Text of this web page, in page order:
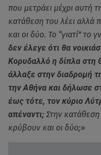
που μετράει μέχρι αυτή
κατάθεση του λέει αλλά
και οι δύο. Το “γιατί”
δεν έλεγε ότι θα
Κορυδαλλό η δίπλα στη
άλλαξε στην διαδρομή
την Αθήνα και δήλωσε
έως τότε, τον κύριο
απέναντι; Στην κατάθεση
κρύβουν και οι δύο;»